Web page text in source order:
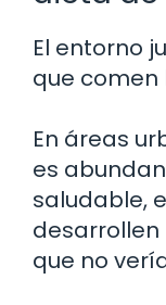
El entorno
que comen
En áreas
es
saludable,
que no